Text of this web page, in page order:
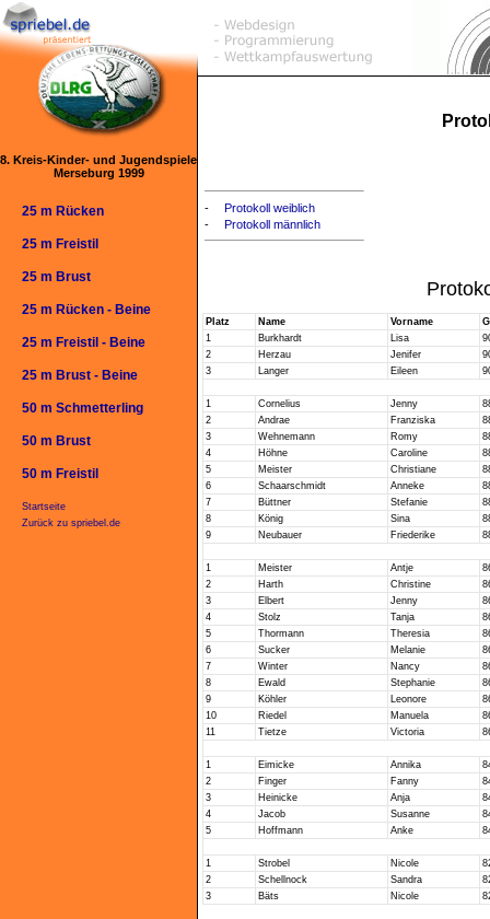
8. Kreis-Kinder- und Jugendspiele
Merseburg 1999
25 m Rücken
25 m Freistil
25 m Brust
25 m Rücken - Beine
25 m Freistil - Beine
25 m Brust - Beine
50 m Schmetterling
50 m Brust
50 m Freistil
Startseite
Zurück zu spriebel.de
-
Protokoll weiblich
-
Protokoll männlich
Platz Name Vorname
1
Burkhardt Lisa
2
Herzau Jenifer
3
Langer Eileen
1 Cornelius Jenny
2
Andrae Franziska
3
Wehnemann Romy
4
Höhne Caroline
5
Meister Christiane
6
Schaarschmidt Anneke
7
Büttner Stefanie
8
König Sina
9
Neubauer Friederike
1 Meister Antje
2
Harth Christine
3
Elbert Jenny
4
Stolz Tanja
5
Thormann Theresia
6
Sucker Melanie
7
Winter Nancy
8
Ewald Stephanie
9
Köhler Leonore
10
Riedel Manuela
11
Tietze Victoria
1 Eimicke Annika
2
Finger Fanny
3
Heinicke Anja
4
Jacob Susanne
5
Hoffmann Anke
1 Strobel Nicole
2
Schellnock Sandra
3
Bäts Nicole